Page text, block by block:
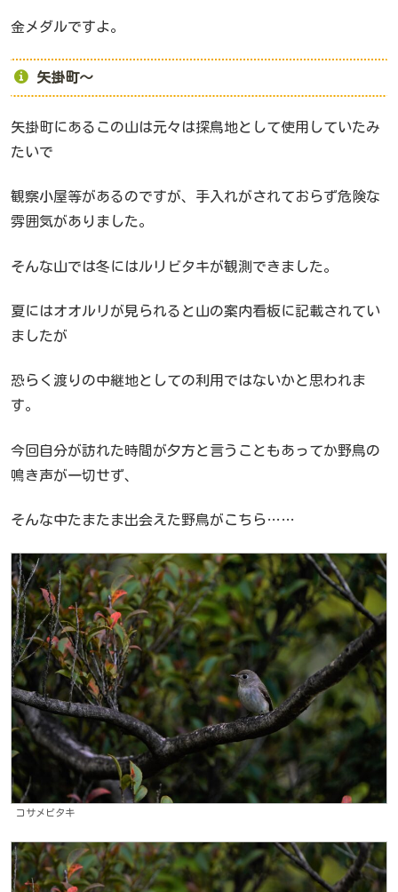
金メダルですよ。
矢掛町～
矢掛町にあるこの山は元々は探鳥地として使用していたみ
たいで
観察小屋等があるのですが、手入れがされておらず危険な
雰囲気がありました。
そんな山では冬にはルリビタキが観測できました。
夏にはオオルリが見られると山の案内看板に記載されてい
ましたが
恐らく渡りの中継地としての利用ではないかと思われま
す。
今回自分が訪れた時間が夕方と言うこともあってか野鳥の
鳴き声が一切せず、
そんな中たまたま出会えた野鳥がこちら……
コサメビタキ